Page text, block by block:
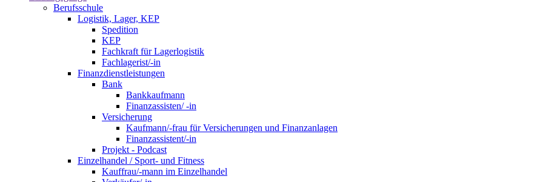
Berufsschule
Logistik, Lager, KEP
Spedition
KEP
Fachkraft für Lagerlogistik
Fachlagerist/-in
Finanzdienstleistungen
Bank
Bankkaufmann
Finanzassisten/ -in
Versicherung
Kaufmann/-frau für Versicherungen und Finanzanlagen
Finanzassistent/-in
Projekt - Podcast
Einzelhandel / Sport- und Fitness
Kauffrau/-mann im Einzelhandel